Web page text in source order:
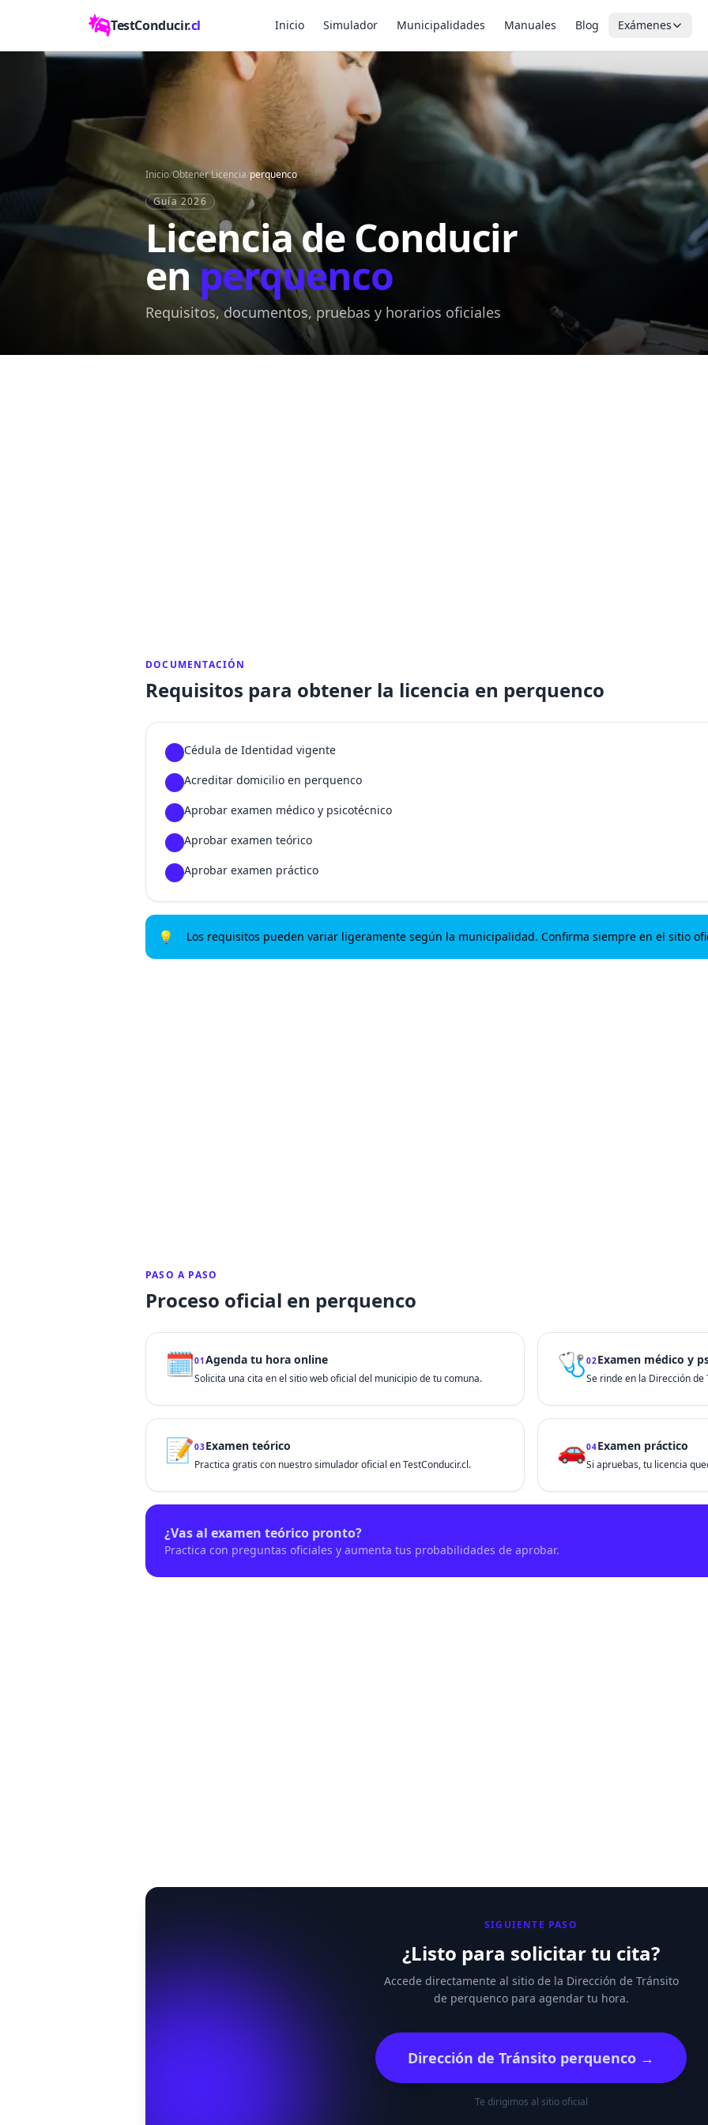
TestConducir.cl Inicio Simulador Municipalidades Manuales Blog Exámenes
Inicio/Obtener Licencia/perquenco
Guía 2026
Licencia de Conducir
enperquenco
Requisitos, documentos, pruebas y horarios oficiales
DOCUMENTACIÓN
Requisitos para obtener la licencia en perquenco
Cédula de Identidad vigente
Acreditar domicilio en perquenco
Aprobar examen médico y psicotécnico
Aprobar examen teórico
Aprobar examen práctico
💡 Los requisitos pueden variar ligeramente según la municipalidad. Confirma siempre en el sitio
PASO A PASO
Proceso oficial en perquenco
🗓️01Agenda tu hora online
Solicita una cita en el sitio web oficial del municipio de tu comuna. 🩺02Examen médico y
Se rinde en la Dirección
📝03Examen teórico
Practica gratis con nuestro simulador oficial en TestConducir.cl. 🚗04Examen práctico
Si apruebas, tu licencia
¿Vas al examen teórico pronto?
Practica con preguntas oficiales y aumenta tus probabilidades de aprobar.
SIGUIENTE PASO
¿Listo para solicitar tu cita?
Accede directamente al sitio de la Dirección de Tránsito
de perquenco para agendar tu hora.
Dirección de Tránsito perquenco →
Te dirigimos al sitio oficial